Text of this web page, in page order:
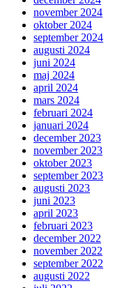
november 2024
oktober 2024
september 2024
augusti 2024
juni 2024
maj 2024
april 2024
mars 2024
februari 2024
januari 2024
december 2023
november 2023
oktober 2023
september 2023
augusti 2023
juni 2023
april 2023
februari 2023
december 2022
november 2022
september 2022
augusti 2022